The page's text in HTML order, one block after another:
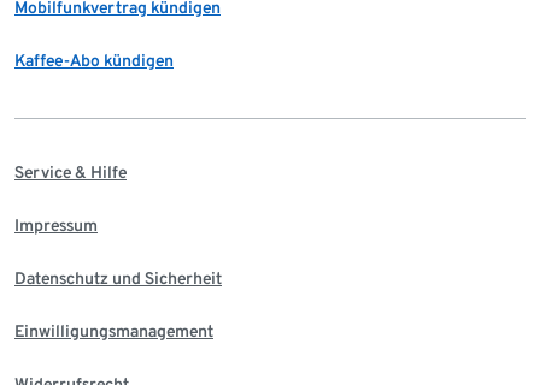
Mobilfunkvertrag kündigen
Kaffee-Abo kündigen
Service & Hilfe
Impressum
Datenschutz und Sicherheit
Einwilligungsmanagement